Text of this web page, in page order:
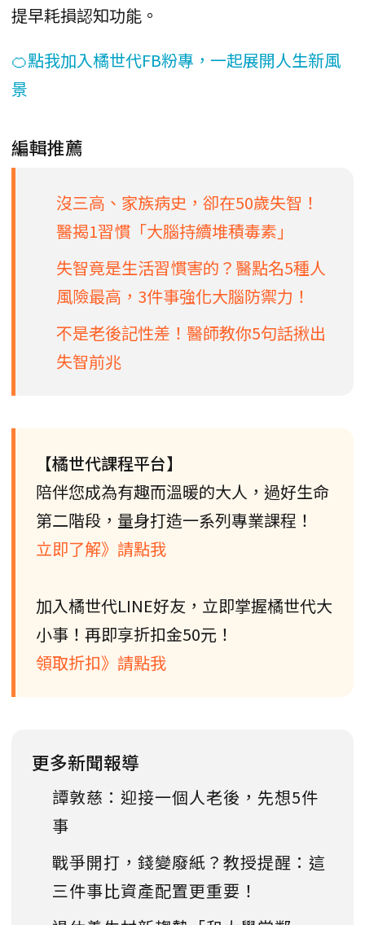
提早耗損認知功能。
🍊點我加入橘世代FB粉專，一起展開人生新風
景
編輯推薦
沒三高、家族病史，卻在50歲失智！
醫揭1習慣「大腦持續堆積毒素」
失智竟是生活習慣害的？醫點名5種人
風險最高，3件事強化大腦防禦力！
不是老後記性差！醫師教你5句話揪出
失智前兆
【橘世代課程平台】
陪伴您成為有趣而溫暖的大人，過好生命
第二階段，量身打造一系列專業課程！
立即了解》請點我
加入橘世代LINE好友，立即掌握橘世代大
小事！再即享折扣金50元！
領取折扣》請點我
更多新聞報導
譚敦慈：迎接一個人老後，先想5件
事
戰爭開打，錢變廢紙？教授提醒：這
三件事比資產配置更重要！